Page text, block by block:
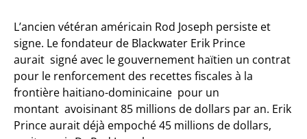
L’ancien vétéran américain Rod Joseph persiste et
signe. Le fondateur de Blackwater Erik Prince
aurait signé avec le gouvernement haïtien un contrat
pour le renforcement des recettes fiscales à la
frontière haitiano-dominicaine pour un
montant avoisinant 85 millions de dollars par an. Erik
Prince aurait déjà empoché 45 millions de dollars,